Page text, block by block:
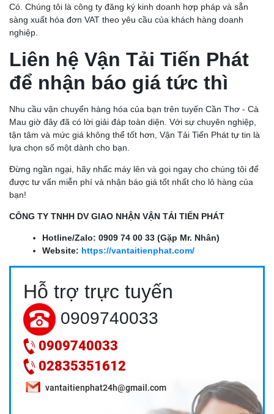
Có. Chúng tôi là công ty đăng ký kinh doanh hợp pháp và sẵn
sàng xuất hóa đơn VAT theo yêu cầu của khách hàng doanh
nghiệp.
Liên hệ Vận Tải Tiến Phát
để nhận báo giá tức thì
Nhu cầu vận chuyển hàng hóa của bạn trên tuyến Cần Thơ - Cà
Mau giờ đây đã có lời giải đáp toàn diện. Với sự chuyên nghiệp,
tận tâm và mức giá không thể tốt hơn, Vận Tải Tiến Phát tự tin là
lựa chọn số một dành cho bạn.
Đừng ngần ngại, hãy nhấc máy lên và gọi ngay cho chúng tôi để
được tư vấn miễn phí và nhận báo giá tốt nhất cho lô hàng của
bạn!
CÔNG TY TNHH DV GIAO NHẬN VẬN TẢI TIẾN PHÁT
Hotline/Zalo: 0909 74 00 33 (Gặp Mr. Nhân)
Website: https://vantaitienphat.com/
Hỗ trợ trực tuyến
0909740033
0909740033
02835351612
vantaitienphat24h@gmail.com
CHÀNH XE SÀI GÒN ĐI BẾN TRE: VẬN CHUYỂN HÀNG
HÓA GIAO NHANH - GIÁ RẺ - UY TÍN | VẬN TẢI TIẾN PHÁT
DỊCH VỤ CHUYỂN VĂN PHÒNG TRỌN GÓI TẠI CẦN THƠ
GIÁ RẺ